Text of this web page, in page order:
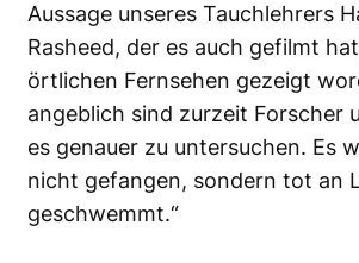
Aussage unseres Tauchlehrers
Rasheed, der es auch gefilmt
örtlichen Fernsehen gezeigt
angeblich sind zurzeit Forscher
es genauer zu untersuchen. Es
nicht gefangen, sondern tot an
geschwemmt.“